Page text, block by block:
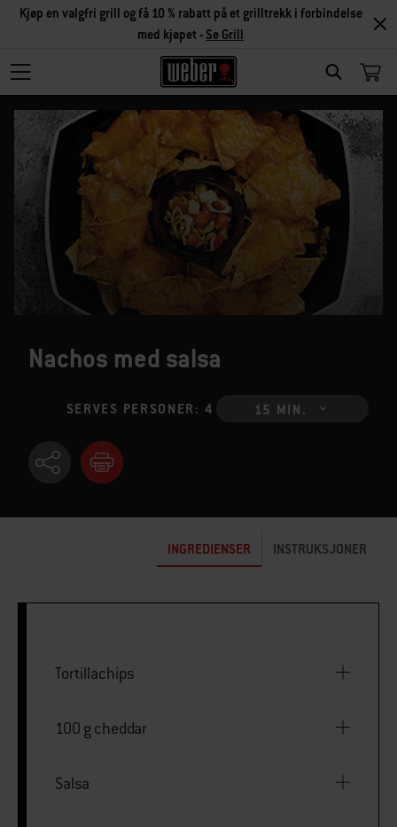
SEARCH
Kjøp en valgfri grill og få 10 % rabatt på et grilltrekk i forbindelse
med kjøpet - Se Grill
Nachos med salsa
SERVES PERSONER: 4 15 MIN.
INGREDIENSER INSTRUKSJONER
Tortillachips
100 g cheddar
Salsa